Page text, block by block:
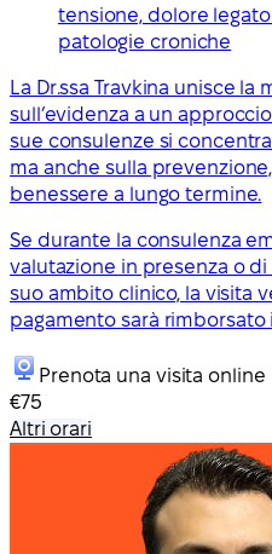
tensione, dolore
patologie croniche
La Dr.ssa Travkina unisce la
sull’evidenza a un
sue consulenze si
ma anche sulla
benessere a lungo termine.
Se durante la consulenza
valutazione in presenza o
suo ambito clinico, la visita
pagamento sarà
Prenota una visita online
€75
Altri orari